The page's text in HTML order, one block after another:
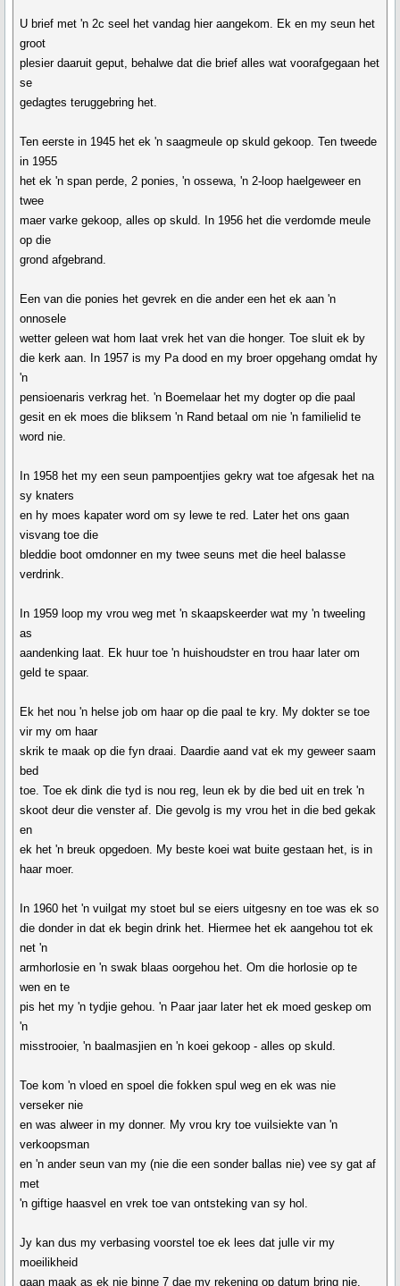
U brief met 'n 2c seel het vandag hier aangekom. Ek en my seun het
groot
plesier daaruit geput, behalwe dat die brief alles wat voorafgegaan het
se
gedagtes teruggebring het.
Ten eerste in 1945 het ek 'n saagmeule op skuld gekoop. Ten tweede
in 1955
het ek 'n span perde, 2 ponies, 'n ossewa, 'n 2-loop haelgeweer en
twee
maer varke gekoop, alles op skuld. In 1956 het die verdomde meule
op die
grond afgebrand.
Een van die ponies het gevrek en die ander een het ek aan 'n
onnosele
wetter geleen wat hom laat vrek het van die honger. Toe sluit ek by
die kerk aan. In 1957 is my Pa dood en my broer opgehang omdat hy
'n
pensioenaris verkrag het. 'n Boemelaar het my dogter op die paal
gesit en ek moes die bliksem 'n Rand betaal om nie 'n familielid te
word nie.
In 1958 het my een seun pampoentjies gekry wat toe afgesak het na
sy knaters
en hy moes kapater word om sy lewe te red. Later het ons gaan
visvang toe die
bleddie boot omdonner en my twee seuns met die heel balasse
verdrink.
In 1959 loop my vrou weg met 'n skaapskeerder wat my 'n tweeling
as
aandenking laat. Ek huur toe 'n huishoudster en trou haar later om
geld te spaar.
Ek het nou 'n helse job om haar op die paal te kry. My dokter se toe
vir my om haar
skrik te maak op die fyn draai. Daardie aand vat ek my geweer saam
bed
toe. Toe ek dink die tyd is nou reg, leun ek by die bed uit en trek 'n
skoot deur die venster af. Die gevolg is my vrou het in die bed gekak
en
ek het 'n breuk opgedoen. My beste koei wat buite gestaan het, is in
haar moer.
In 1960 het 'n vuilgat my stoet bul se eiers uitgesny en toe was ek so
die donder in dat ek begin drink het. Hiermee het ek aangehou tot ek
net 'n
armhorlosie en 'n swak blaas oorgehou het. Om die horlosie op te
wen en te
pis het my 'n tydjie gehou. 'n Paar jaar later het ek moed geskep om
'n
misstrooier, 'n baalmasjien en 'n koei gekoop - alles op skuld.
Toe kom 'n vloed en spoel die fokken spul weg en ek was nie
verseker nie
en was alweer in my donner. My vrou kry toe vuilsiekte van 'n
verkoopsman
en 'n ander seun van my (nie die een sonder ballas nie) vee sy gat af
met
'n giftige haasvel en vrek toe van ontsteking van sy hol.
Jy kan dus my verbasing voorstel toe ek lees dat julle vir my
moeilikheid
gaan maak as ek nie binne 7 dae my rekening op datum bring nie.